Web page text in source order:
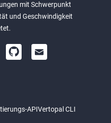
mit Schwerpunkt
und Geschwindigkeit
APIVertopal CLI